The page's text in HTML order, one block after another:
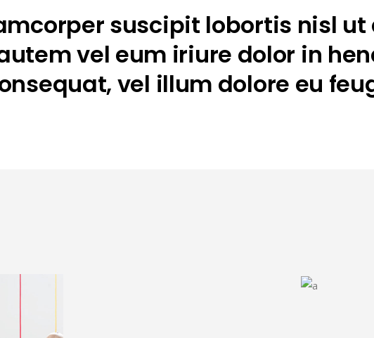
suscipit lobortis nisl ut
vel eum iriure dolor in
vel illum dolore eu